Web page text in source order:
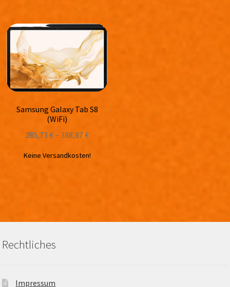
Samsung Galaxy Tab S8
(WiFi)
285,73€–388,87€
Keine Versandkosten!
Rechtliches
Impressum